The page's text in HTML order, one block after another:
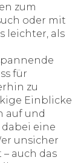
zum
oder mit
leichter, als
für
zu
Einblicke
auf und
eine
unsicher
auch das